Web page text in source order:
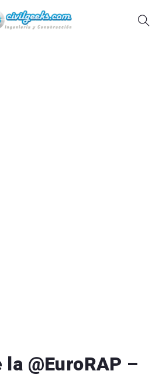
@EuroRAP –